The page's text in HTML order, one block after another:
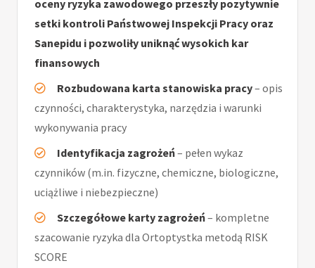
oceny ryzyka zawodowego przeszły pozytywnie
setki kontroli Państwowej Inspekcji Pracy oraz
Sanepidu i pozwoliły uniknąć wysokich kar
finansowych
Rozbudowana karta stanowiska pracy– opis
czynności, charakterystyka, narzędzia i warunki
wykonywania pracy
Identyfikacja zagrożeń– pełen wykaz
czynników (m.in. fizyczne, chemiczne, biologiczne,
uciążliwe i niebezpieczne)
Szczegółowe karty zagrożeń– kompletne
szacowanie ryzyka dla Ortoptystka metodą RISK
SCORE